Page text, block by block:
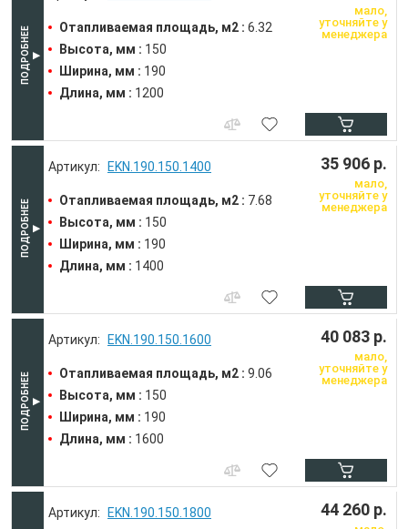
Отапливаемая площадь, м2 : 6.32
Высота, мм : 150
Ширина, мм : 190
Длина, мм : 1200
мало,
уточняйте у
менеджера
EKN.190.150.1400
Отапливаемая площадь, м2 : 7.68
Высота, мм : 150
Ширина, мм : 190
Длина, мм : 1400
35 906 р.
мало,
уточняйте у
менеджера
EKN.190.150.1600
Отапливаемая площадь, м2 : 9.06
Высота, мм : 150
Ширина, мм : 190
Длина, мм : 1600
40 083 р.
мало,
уточняйте у
менеджера
EKN.190.150.1800 44 260 р.